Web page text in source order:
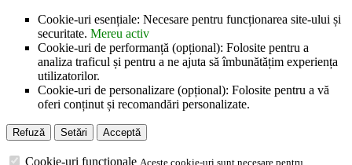
Cookie-uri esențiale: Necesare pentru funcționarea site-ului și
securitate. Mereu activ
Cookie-uri de performanță (opțional): Folosite pentru a
analiza traficul și pentru a ne ajuta să îmbunătățim experiența
utilizatorilor.
Cookie-uri de personalizare (opțional): Folosite pentru a vă
oferi conținut și recomandări personalizate.
Refuză Setări Acceptă
Cookie-uri funcționale Aceste cookie-uri sunt necesare pentru